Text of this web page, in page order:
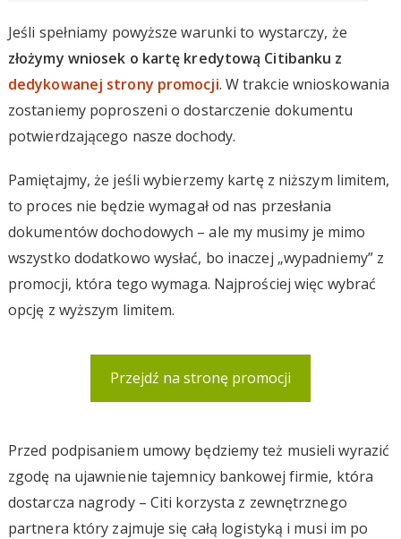
Jeśli spełniamy powyższe warunki to wystarczy, że
złożymy wniosek o kartę kredytową Citibanku z
dedykowanej strony promocji. W trakcie wnioskowania
zostaniemy poproszeni o dostarczenie dokumentu
potwierdzającego nasze dochody.
Pamiętajmy, że jeśli wybierzemy kartę z niższym limitem,
to proces nie będzie wymagał od nas przesłania
dokumentów dochodowych – ale my musimy je mimo
wszystko dodatkowo wysłać, bo inaczej „wypadniemy” z
promocji, która tego wymaga. Najprościej więc wybrać
opcję z wyższym limitem.
Przejdź na stronę promocji
Przed podpisaniem umowy będziemy też musieli wyrazić
zgodę na ujawnienie tajemnicy bankowej firmie, która
dostarcza nagrody – Citi korzysta z zewnętrznego
partnera który zajmuje się całą logistyką i musi im po